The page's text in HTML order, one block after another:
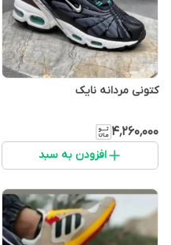
کتونی مردانه نایک
۴٬۲۶۰٬۰۰۰
افزودن به سبد